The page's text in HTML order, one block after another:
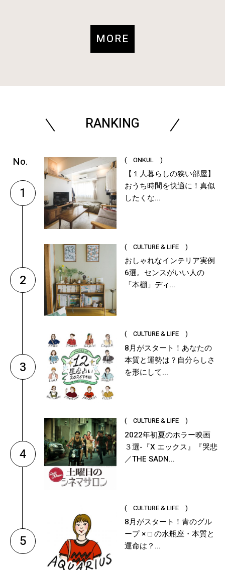
MORE
RANKING
1
( ONKUL )
【１人暮らしの狭い部屋】
おうち時間を快適に！真似
したくな...
2
( CULTURE & LIFE )
おしゃれなインテリア実例
6選。センスがいい人の
「本棚」ディ...
3
( CULTURE & LIFE )
8月がスタート！あなたの
本質と運勢は？自分らしさ
を形にして...
4
( CULTURE & LIFE )
2022年初夏のホラー映画
３選-『X エックス』『哭悲
／THE SADN...
5
( CULTURE & LIFE )
8月がスタート！青のグル
ープ × □ の水瓶座・本質と
運命は？...